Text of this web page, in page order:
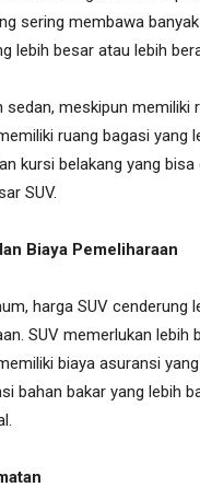
sering membawa
lebih besar atau lebih
sedan, meskipun memiliki
ruang bagasi yang
kursi belakang yang
SUV.
Biaya Pemeliharaan
harga SUV cenderung
SUV memerlukan lebih
biaya asuransi
bahan bakar yang lebih